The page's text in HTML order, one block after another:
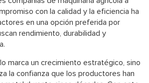
con la calidad y la eficiencia ha
en una opción preferida por
rendimiento, durabilidad y
marca un crecimiento estratégico, sino
la confianza que los productores han